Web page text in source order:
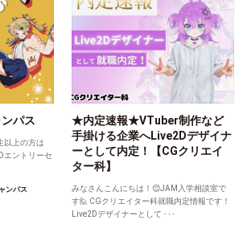
パス
以上の方は
ントリーセ
ンパス
★内定速報★VTuber制作など
手掛ける企業へLive2Dデザイナ
ーとして内定！【CGクリエイ
ター科】
みなさんこんにちは！😊JAM入学相談室で
す🙋 CGクリエイター科就職内定情報です！
Live2Dデザイナーとして ･･･